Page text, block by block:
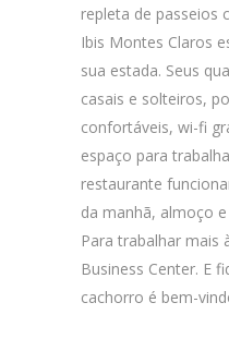
repleta de passeios
Ibis Montes Claros
sua estada. Seus
casais e solteiros,
confortáveis, wi-fi
espaço para
restaurante
da manhã, almoço
Para trabalhar mais
Business Center. E
cachorro é bem-